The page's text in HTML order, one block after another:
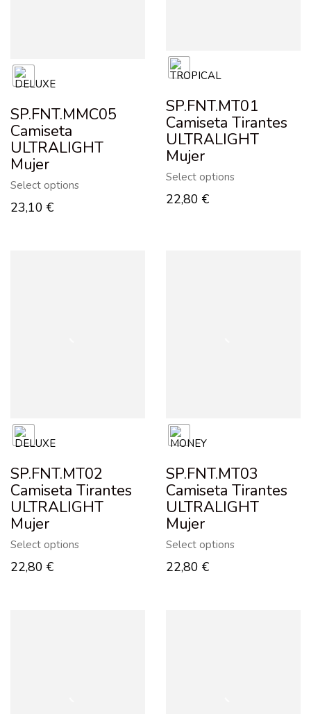
SP.FNT.MMC05
Camiseta
ULTRALIGHT
Mujer
Select options
23,10 €
SP.FNT.MT01
Camiseta Tirantes
ULTRALIGHT
Mujer
Select options
22,80 €
SP.FNT.MT02
Camiseta Tirantes
ULTRALIGHT
Mujer
Select options
22,80 €
SP.FNT.MT03
Camiseta Tirantes
ULTRALIGHT
Mujer
Select options
22,80 €